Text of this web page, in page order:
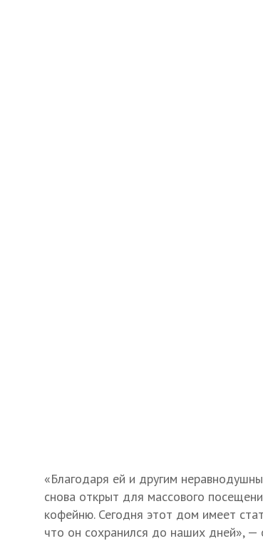
«Благодаря ей и другим
снова открыт для массового
кофейню. Сегодня этот дом имеет
что он сохранился до наших дней», —